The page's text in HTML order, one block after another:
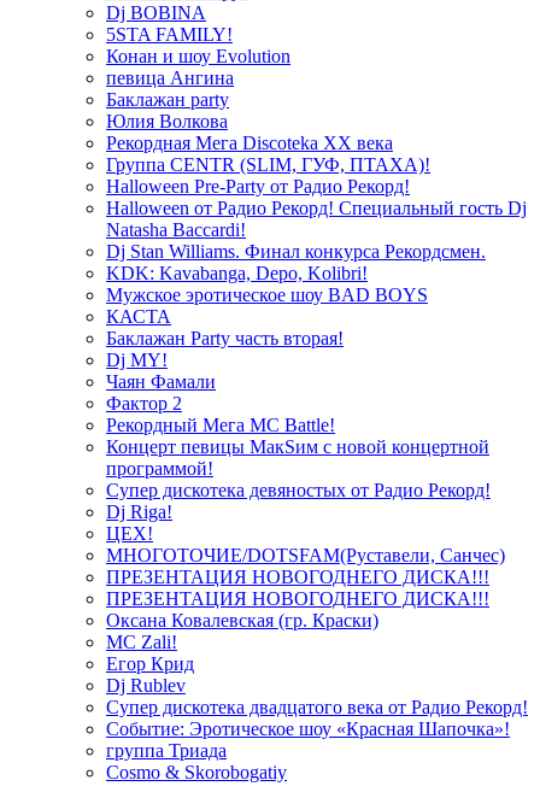
Dj BOBINA
5STA FAMILY!
Конан и шоу Evolution
певица Ангина
Баклажан party
Юлия Волкова
Рекордная Мега Discoteka XX века
Группа CENTR (SLIM, ГУФ, ПТАХА)!
Halloween Pre-Party от Радио Рекорд!
Halloween от Радио Рекорд! Специальный гость Dj
Natasha Baccardi!
Dj Stan Williams. Финал конкурса Рекордсмен.
KDK: Kavabanga, Depo, Kolibri!
Мужское эротическое шоу BAD BOYS
КАСТА
Баклажан Party часть вторая!
Dj MY!
Чаян Фамали
Фактор 2
Рекордный Мега МС Battle!
Концерт певицы МакSим с новой концертной
программой!
Супер дискотека девяностых от Радио Рекорд!
Dj Riga!
ЦЕХ!
МНОГОТОЧИЕ/DOTSFAM(Руставели, Санчес)
ПРЕЗЕНТАЦИЯ НОВОГОДНЕГО ДИСКА!!!
ПРЕЗЕНТАЦИЯ НОВОГОДНЕГО ДИСКА!!!
Оксана Ковалевская (гр. Краски)
MC Zali!
Егор Крид
Dj Rublev
Супер дискотека двадцатого века от Радио Рекорд!
Событие: Эротическое шоу «Красная Шапочка»!
группа Триада
Cosmo & Skorobogatiy